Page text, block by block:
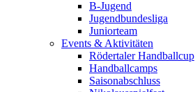
B-Jugend
Jugendbundesliga
Juniorteam
Events & Aktivitäten
Rödertaler Handballcup
Handballcamps
Saisonabschluss